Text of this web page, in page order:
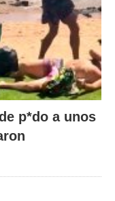
p*do a unos